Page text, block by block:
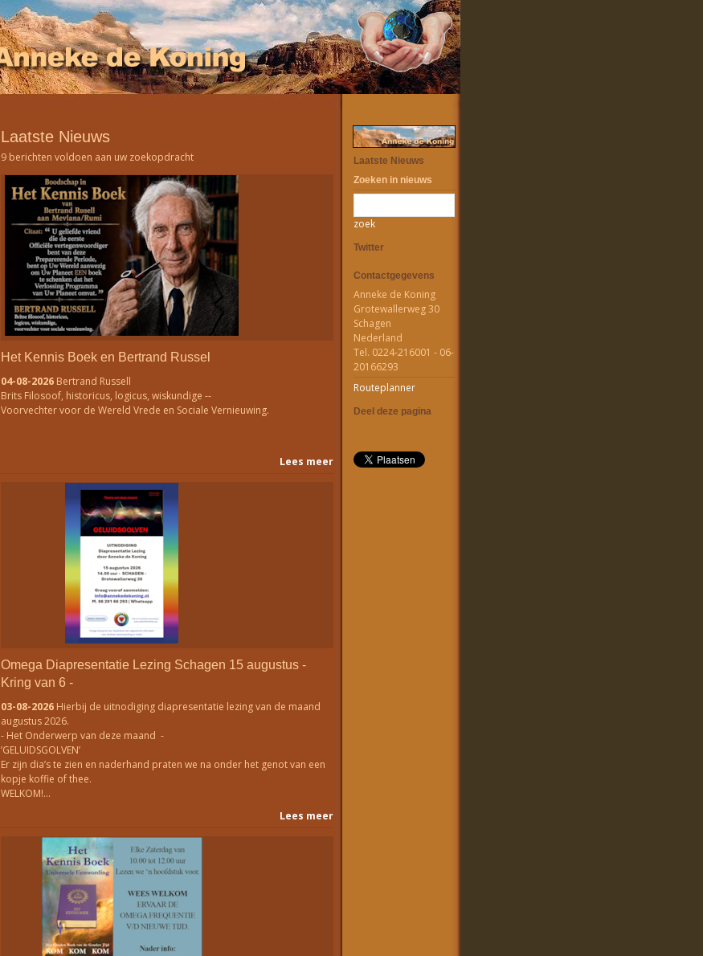
Laatste Nieuws
9 berichten voldoen aan uw zoekopdracht
Het Kennis Boek en Bertrand Russel
04-08-2026 Bertrand Russell
Brits Filosoof, historicus, logicus, wiskundige --
Voorvechter voor de Wereld Vrede en Sociale Vernieuwing.
Lees meer
Omega Diapresentatie Lezing Schagen 15 augustus -
Kring van 6 -
03-08-2026 Hierbij de uitnodiging diapresentatie lezing van de maand
augustus 2026.
- Het Onderwerp van deze maand -
’GELUIDSGOLVEN’
Er zijn dia’s te zien en naderhand praten we na onder het genot van een
kopje koffie of thee.
WELKOM!…
Lees meer
Laatste Nieuws
Zoeken in nieuws
zoek
Twitter
Contactgegevens
Anneke de Koning
Grotewallerweg 30
Schagen
Nederland
Tel. 0224-216001 - 06-
20166293
Routeplanner
Deel deze pagina